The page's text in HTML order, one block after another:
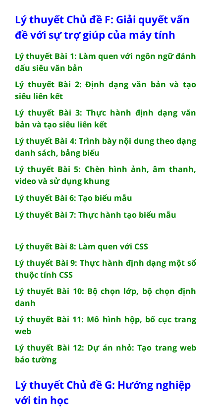
Lý thuyết Chủ đề F: Giải quyết vấn
đề với sự trợ giúp của máy tính
Lý thuyết Bài 1: Làm quen với ngôn ngữ đánh
dấu siêu văn bản
Lý thuyết Bài 2: Định dạng văn bản và tạo
siêu liên kết
Lý thuyết Bài 3: Thực hành định dạng văn
bản và tạo siêu liên kết
Lý thuyết Bài 4: Trình bày nội dung theo dạng
danh sách, bảng biểu
Lý thuyết Bài 5: Chèn hình ảnh, âm thanh,
video và sử dụng khung
Lý thuyết Bài 6: Tạo biểu mẫu
Lý thuyết Bài 7: Thực hành tạo biểu mẫu
Lý thuyết Bài 8: Làm quen với CSS
Lý thuyết Bài 9: Thực hành định dạng một số
thuộc tính CSS
Lý thuyết Bài 10: Bộ chọn lớp, bộ chọn định
danh
Lý thuyết Bài 11: Mô hình hộp, bố cục trang
web
Lý thuyết Bài 12: Dự án nhỏ: Tạo trang web
báo tường
Lý thuyết Chủ đề G: Hướng nghiệp
với tin học